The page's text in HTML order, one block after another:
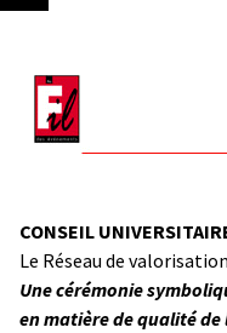
CONSEIL
Le Réseau de
Une cérémonie
en matière de qualité